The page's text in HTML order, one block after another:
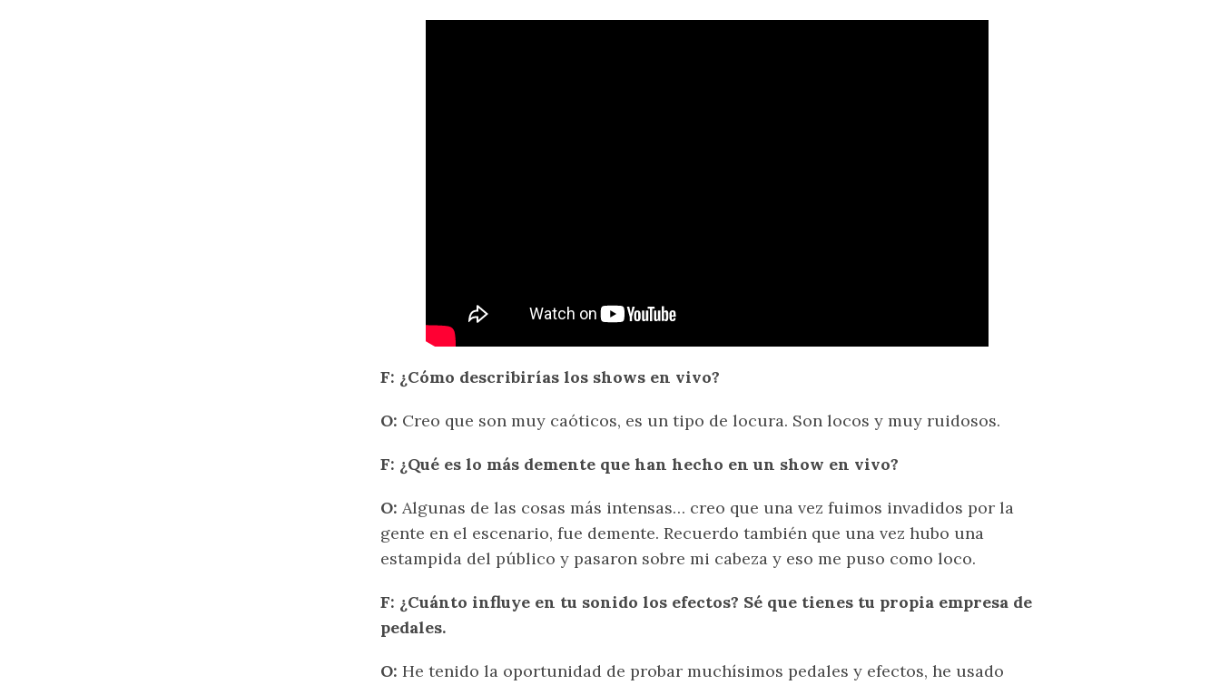
F: ¿Cómo describirías los shows en vivo?
O: Creo que son muy caóticos, es un tipo de locura. Son locos y muy ruidosos.
F: ¿Qué es lo más demente que han hecho en un show en vivo?
O: Algunas de las cosas más intensas… creo que una vez fuimos invadidos por la
gente en el escenario, fue demente. Recuerdo también que una vez hubo una
estampida del público y pasaron sobre mi cabeza y eso me puso como loco.
F: ¿Cuánto influye en tu sonido los efectos? Sé que tienes tu propia empresa de
pedales.
O: He tenido la oportunidad de probar muchísimos pedales y efectos, he usado